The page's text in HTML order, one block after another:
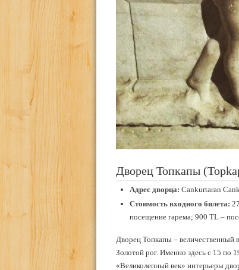
Дворец Топкапы
Адрес дворца: Cankurtaran
Стоимость входного билета:
посещение гарема; 900 TL –
Дворец Топкапы – величественный
Золотой рог. Именно здесь с 15 по
«Великолепный век» интерьеры